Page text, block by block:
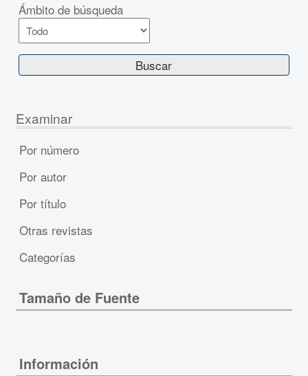
Ámbito de búsqueda
Examinar
Por número
Por autor
Por título
Otras revistas
Categorías
Tamaño de Fuente
Información